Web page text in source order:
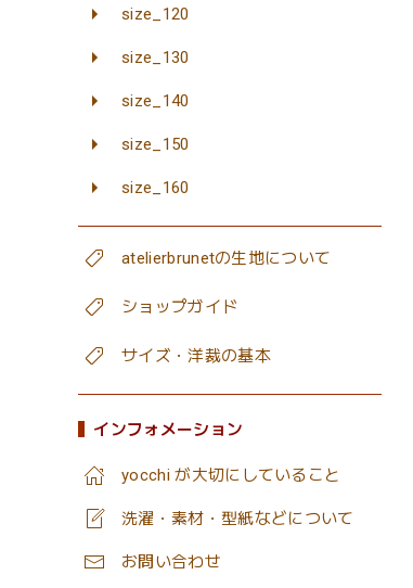
size_120
size_130
size_140
size_150
size_160
atelierbrunetの生地について
ショップガイド
サイズ・洋裁の基本
インフォメーション
yocchi が大切にしていること
洗濯・素材・型紙などについて
お問い合わせ